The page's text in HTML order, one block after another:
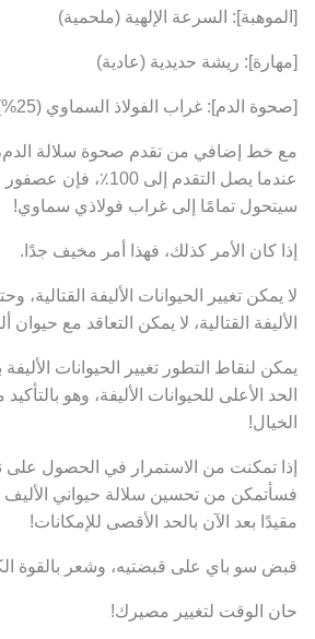
[الموهبة]: السرعة الإلهية (ملحمية)
[مهارة]: ريشة حديدية (عادية)
[صحوة الدم]: غراب الفولاذ السماوي (25%)
مع خط إضافي من تقدم صحوة سلالة الدم،
عندما يصل التقدم إلى
سيتحول تمامًا إلى غراب فولاذي سماوي!
إذا كان الأمر كذلك، فهذا أمر مخيف جدًا.
لا يمكن تغيير الحيوانات الأليفة القتالية،
الأليفة القتالية، لا يمكن التعاقد مع حيوان
يمكن لنقاط التطور تغيير الحيوانات
الحد الأعلى للحيوانات الأليفة، وهو
الخيال!
إذا تمكنت من الاستمرار في الحصول على
فسأتمكن من تحسين سلالة حيواني الأليف
مقيدًا بعد الآن بالحد الأقصى للإمكانات!
قبض سو باي على قبضتيه، وشعر بالقوة
حان الوقت لتغيير مصيرك!